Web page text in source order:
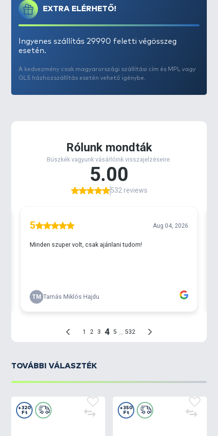
Tulajdonságok
Akció: Medium-Fast
Erősség: Light
Anyag: 30T
Gyűrűk száma: 8
Tagok száma: 2 db
EXTRA ELÉRHETŐ!
Ingyenes szállítás 29990 feletti végösszeg
esetén.
A kedvezmény csak magyarországi szállítási cím és MPL vagy
GLS házhozszállítás esetén vehető igénybe.
TOVÁBBI VÁLASZTÉK
+320
Ft
+350
Ft